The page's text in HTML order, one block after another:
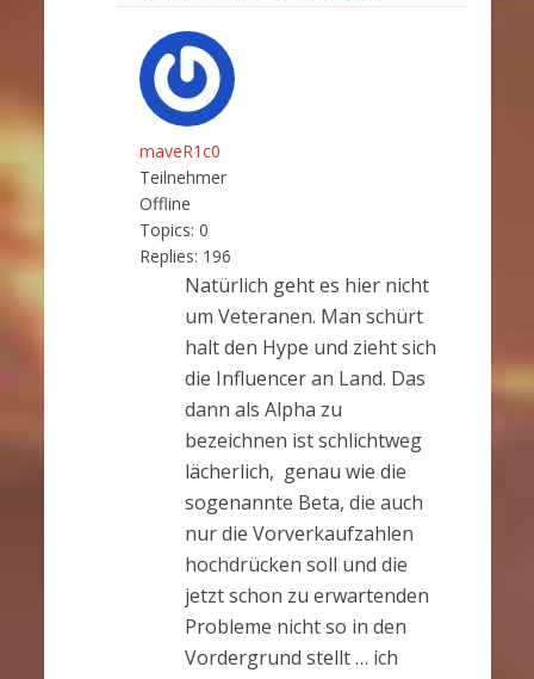
maveR1c0
Teilnehmer
Offline
Topics: 0
Replies: 196
Natürlich geht es hier nicht
um Veteranen. Man schürt
halt den Hype und zieht sich
die Influencer an Land. Das
dann als Alpha zu
bezeichnen ist schlichtweg
lächerlich, genau wie die
sogenannte Beta, die auch
nur die Vorverkaufzahlen
hochdrücken soll und die
jetzt schon zu erwartenden
Probleme nicht so in den
Vordergrund stellt … ich